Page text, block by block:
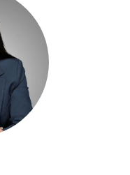
océano a un lado y
significa que el valor
con los años por
Tu dinero crece en
desde afuera?
los de sus países de